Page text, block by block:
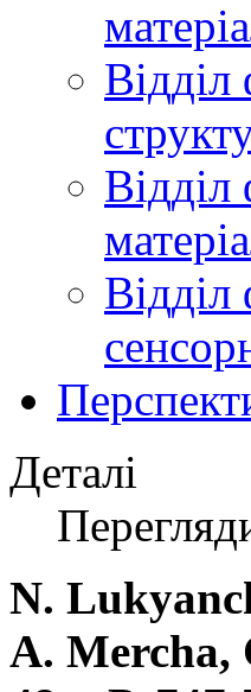
Відділ
Відділ
Деталі
N.
A. Mercha,